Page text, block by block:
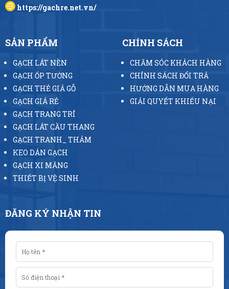
https://gachre.net.vn/
SẢN PHẨM
GẠCH LÁT NỀN
GẠCH ỐP TƯỜNG
GẠCH THẺ GIẢ GỖ
GẠCH GIÁ RẺ
GẠCH TRANG TRÍ
GẠCH LÁT CẦU THANG
GẠCH TRANH_ THẢM
KEO DÁN GẠCH
GẠCH XI MĂNG
THIẾT BỊ VỆ SINH
CHÍNH SÁCH
CHĂM SÓC KHÁCH HÀNG
CHÍNH SÁCH ĐỔI TRẢ
HƯỚNG DẪN MUA HÀNG
GIẢI QUYẾT KHIẾU NẠI
ĐĂNG KÝ NHẬN TIN